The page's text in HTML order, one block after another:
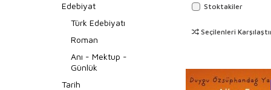
Edebiyat
Türk Edebiyatı
Roman
Anı - Mektup -
Günlük
Tarih
Stoktakiler
Seçilenleri